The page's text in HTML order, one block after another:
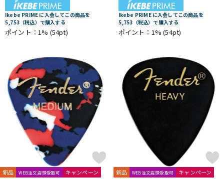
Ikebe PRIME に入会してこの商品を
5,753（税込）で購入する
ポイント：1% (54pt)
Ikebe PRIME に入会してこの商品を
5,753（税込）で購入する
ポイント：1%(54pt)
新品 WEB注文店頭受取可 キャンペーン 新品 WEB注文店頭受取可 キャンペーン